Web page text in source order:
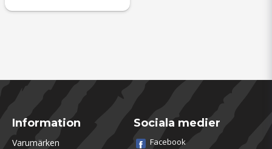
Information
Varumärken
Sociala medier
Facebook